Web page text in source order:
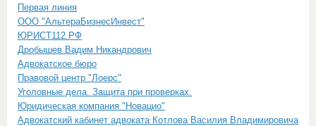
Первая линия
ООО "АльтераБизнесИнвест"
ЮРИСТ112.РФ
Дробышев Вадим Никандрович
Адвокатское бюро
Правовой центр "Лоерс"
Уголовные дела. Защита при проверках.
Юридическая компания "Новацио"
Адвокатский кабинет адвоката Котлова Василия Владимировича